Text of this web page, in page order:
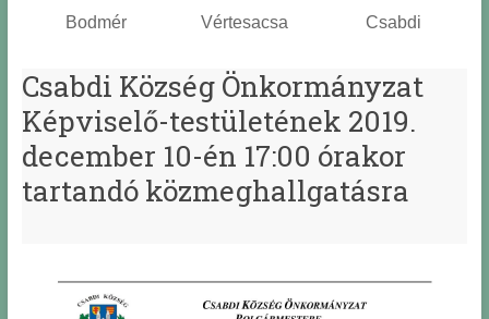
Bodmér Vértesacsa Csabdi
Csabdi Község Önkormányzat
Képviselő-testületének 2019.
december 10-én 17:00 órakor
tartandó közmeghallgatásra